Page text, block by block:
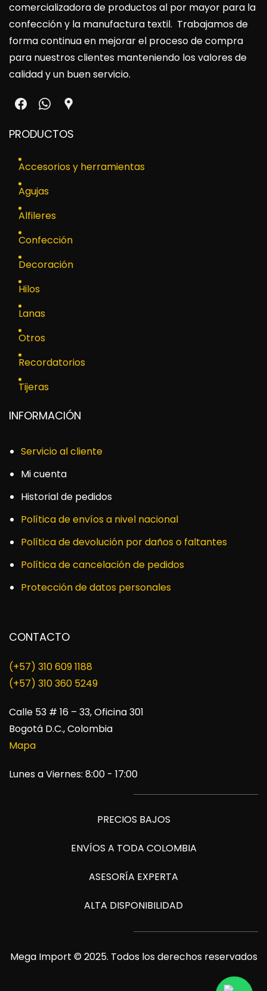
comercializadora de productos al por mayor para la
confección y la manufactura textil. Trabajamos de
forma continua en mejorar el proceso de compra
para nuestros clientes manteniendo los valores de
calidad y un buen servicio.
PRODUCTOS
Accesorios y herramientas
Agujas
Alfileres
Confección
Decoración
Hilos
Lanas
Otros
Recordatorios
Tijeras
INFORMACIÓN
Servicio al cliente
Mi cuenta
Historial de pedidos
Política de envíos a nivel nacional
Política de devolución por daños o faltantes
Política de cancelación de pedidos
Protección de datos personales
CONTACTO
(+57) 310 609 1188
​(+57) 310 360 5249
Calle 53 # 16 – 33, Oficina 301
Bogotá D.C., Colombia
Mapa
Lunes a Viernes: 8:00 - 17:00
PRECIOS BAJOS
ENVÍOS A TODA COLOMBIA
ASESORÍA EXPERTA
ALTA DISPONIBILIDAD
Mega Import © 2025. Todos los derechos reservados